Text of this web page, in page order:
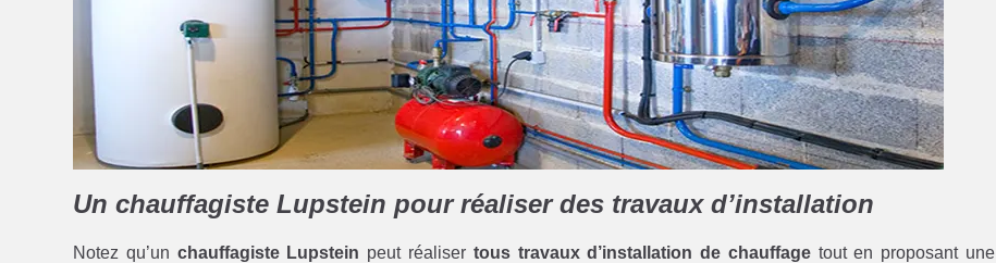
Un chauffagiste Lupstein pour réaliser des travaux d’installation
Notez qu’un chauffagiste Lupstein peut réaliser tous travaux d’installation de chauffagetout en proposant une